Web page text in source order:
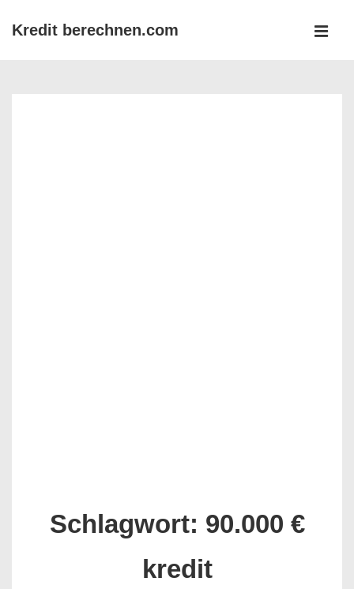
ZumKredit berechnen.com
Schlagwort: 90.000 €
kredit